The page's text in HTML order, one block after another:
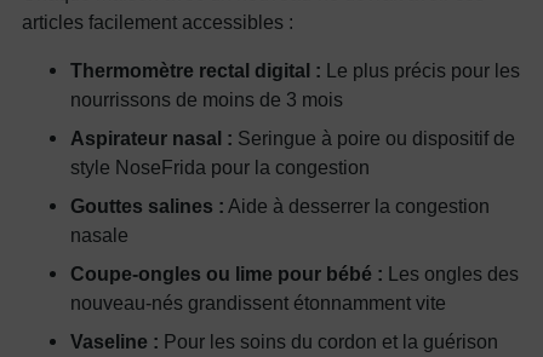
articles facilement accessibles :
Thermomètre rectal digital : Le plus précis pour les
nourrissons de moins de 3 mois
Aspirateur nasal : Seringue à poire ou dispositif de
style NoseFrida pour la congestion
Gouttes salines : Aide à desserrer la congestion
nasale
Coupe-ongles ou lime pour bébé : Les ongles des
nouveau-nés grandissent étonnamment vite
Vaseline : Pour les soins du cordon et la guérison